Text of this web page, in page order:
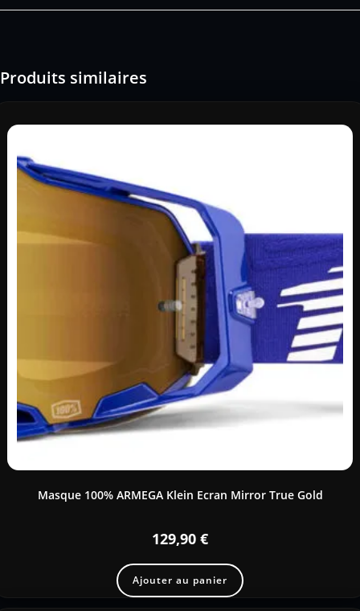
Produits similaires
Masque 100% ARMEGA Klein Ecran Mirror True Gold
129,90 €
Ajouter au panier